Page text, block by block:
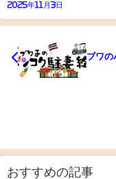
2025年11月3日
ブワの
おすすめの記事